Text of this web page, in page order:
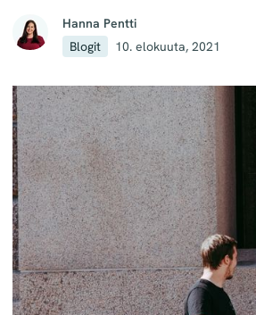
Hanna Pentti
Blogit
10. elokuuta, 2021